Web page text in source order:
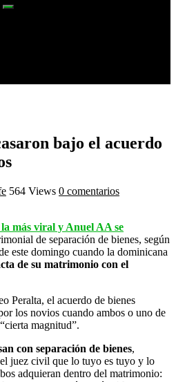
bajo el acuerdo
564 Views 0 comentarios
más viral y Anuel AA se
de separación de bienes, según
este domingo cuando la dominicana
de su matrimonio con el
Peralta, el acuerdo de bienes
los novios cuando ambos o uno de
magnitud”.
con separación de bienes,
juez civil que lo tuyo es tuyo y lo
adquieran dentro del matrimonio: